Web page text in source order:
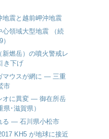
地震と越前岬沖地震
心領域大型地震 （続
新燃岳）の噴火警戒レ
き下げ
マウスが網に ― 三重
市
オに異変 ― 御在所岳
県･滋賀県）
る ― 石川県小松市
KH5 が地球に接近